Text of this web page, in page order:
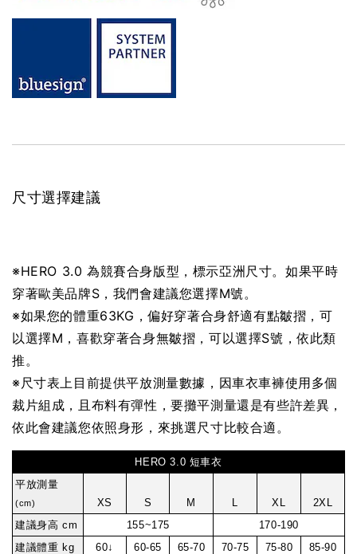
尺寸選擇建議
※HERO 3.0 為競賽合身版型，標示亞洲尺寸。如果平時
穿著歐美品牌S，我們會建議您選擇M號。
※如果您的體重63KG，偏好穿著合身舒適有點皺摺，可
以選擇M，喜歡穿著合身無皺摺，可以選擇S號，依此類
推。
※尺寸表上目前提供平放測量數據，因車衣車褲使用多個
裁片組成，且布料有彈性，要攤平測量還是有些許差異，
依此會建議您依照身形，來挑選尺寸比較合適。
HERO 3.0 短車衣
平放測量
(cm) XS S M L XL
2XL
建議身高 cm
155~175
170-190
建議體重 kg
60↓ 60-65 65-70 70-75 75-80 85-90